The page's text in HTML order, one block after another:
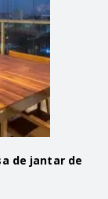
jantar de